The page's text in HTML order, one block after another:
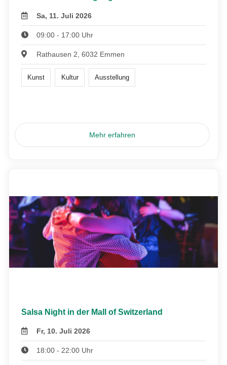
Sa, 11. Juli 2026
09:00 - 17:00 Uhr
Rathausen 2, 6032 Emmen
Kunst Kultur Ausstellung
Mehr erfahren
Salsa Night in der Mall of Switzerland
Fr, 10. Juli 2026
18:00 - 22:00 Uhr